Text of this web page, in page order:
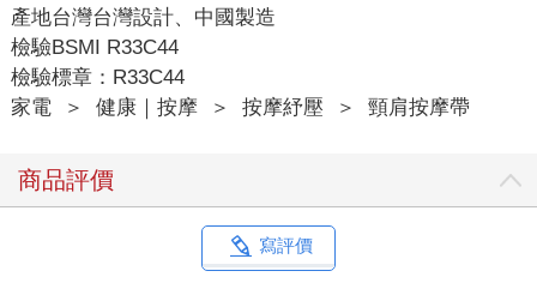
產地台灣台灣設計、中國製造
檢驗BSMI R33C44
檢驗標章：R33C44
家電
＞ 健康｜按摩 ＞ 按摩紓壓 ＞ 頸肩按摩帶
商品評價
寫評價